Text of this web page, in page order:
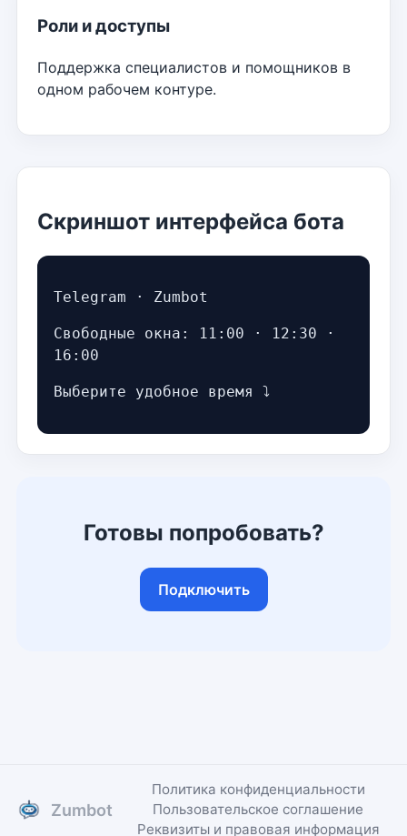
Роли и доступы
Поддержка специалистов и помощников в
одном рабочем контуре.
Скриншот интерфейса бота
Telegram · Zumbot
Свободные окна: 11:00 · 12:30 ·
16:00
Выберите удобное время ⤵
Готовы попробовать?
Подключить
Zumbot
Политика конфиденциальности
Пользовательское соглашение
Реквизиты и правовая информация